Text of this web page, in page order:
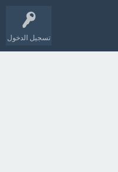
تسجيل الدخول